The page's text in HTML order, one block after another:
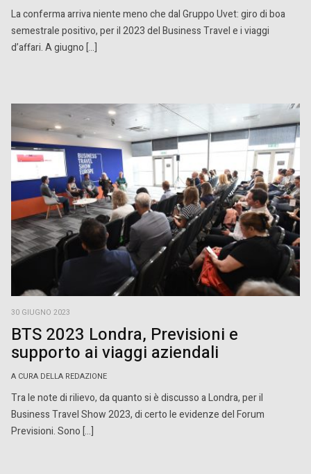
La conferma arriva niente meno che dal Gruppo Uvet: giro di boa
semestrale positivo, per il 2023 del Business Travel e i viaggi
d’affari. A giugno […]
30 GIUGNO 2023
BTS 2023 Londra, Previsioni e
supporto ai viaggi aziendali
A CURA DELLA REDAZIONE
Tra le note di rilievo, da quanto si è discusso a Londra, per il
Business Travel Show 2023, di certo le evidenze del Forum
Previsioni. Sono […]